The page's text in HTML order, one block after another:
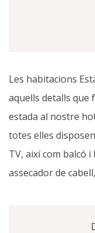
Les habitacions
aquells detalls que
estada al nostre
totes elles
TV, així com balcó
assecador de